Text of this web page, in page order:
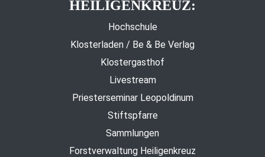
HEILIGENKREUZ:
Hochschule
Klosterladen / Be & Be Verlag
Klostergasthof
Livestream
Priesterseminar Leopoldinum
Stiftspfarre
Sammlungen
Forstverwaltung Heiligenkreuz